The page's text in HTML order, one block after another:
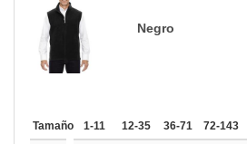
Negro
Tamaño 1-11 12-35 36-71 72-143